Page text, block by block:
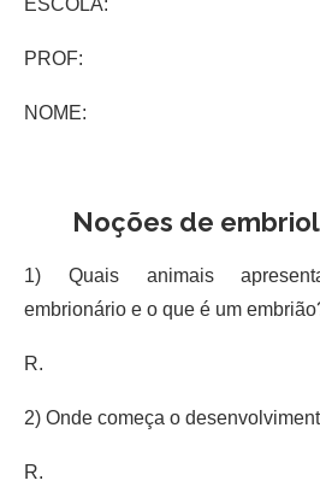
PROF:
NOME:
Noções de
1) Quais animais
embrionário e o que é um
R.
2) Onde começa o
R.